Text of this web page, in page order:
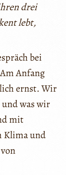
drei
lebt,
bei
Anfang
ernst. Wir
und was wir
mit
Klima und